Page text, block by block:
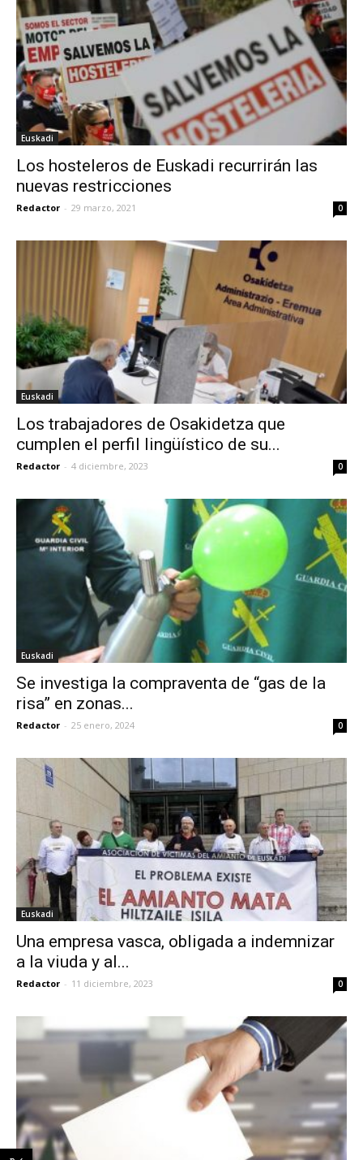
Euskadi
Los hosteleros de Euskadi recurrirán las
nuevas restricciones
Redactor - 29 marzo, 2021 0
Euskadi
Los trabajadores de Osakidetza que
cumplen el perfil lingüístico de su...
Redactor - 4 diciembre, 2023 0
Euskadi
Se investiga la compraventa de “gas de la
risa” en zonas...
Redactor - 25 enero, 2024 0
Euskadi
Una empresa vasca, obligada a indemnizar
a la viuda y al...
Redactor - 11 diciembre, 2023 0